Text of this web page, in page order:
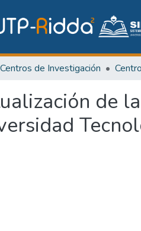
Centros de Investigación
de